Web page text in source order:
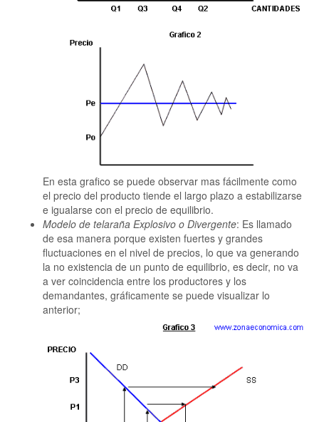
En esta grafico se puede observar mas fácilmente como
el precio del producto tiende el largo plazo a estabilizarse
e igualarse con el precio de equilibrio.
Modelo de telaraña Explosivo o Divergente: Es llamado
de esa manera porque existen fuertes y grandes
fluctuaciones en el nivel de precios, lo que va generando
la no existencia de un punto de equilibrio, es decir, no va
a ver coincidencia entre los productores y los
demandantes, gráficamente se puede visualizar lo
anterior;